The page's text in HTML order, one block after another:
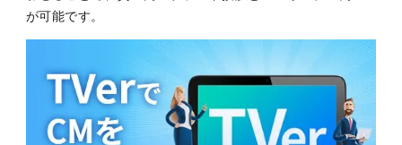
が可能です。